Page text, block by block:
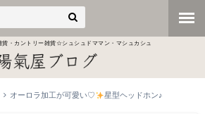
・カントリー雑貨☆シュシュドママン・マシュカシュ
オーロラ加工が可愛い♡ 星型ヘッドホン♪